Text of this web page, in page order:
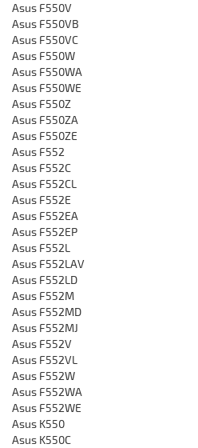
Asus F550V
Asus F550VB
Asus F550VC
Asus F550W
Asus F550WA
Asus F550WE
Asus F550Z
Asus F550ZA
Asus F550ZE
Asus F552
Asus F552C
Asus F552CL
Asus F552E
Asus F552EA
Asus F552EP
Asus F552L
Asus F552LAV
Asus F552LD
Asus F552M
Asus F552MD
Asus F552MJ
Asus F552V
Asus F552VL
Asus F552W
Asus F552WA
Asus F552WE
Asus K550
Asus K550C